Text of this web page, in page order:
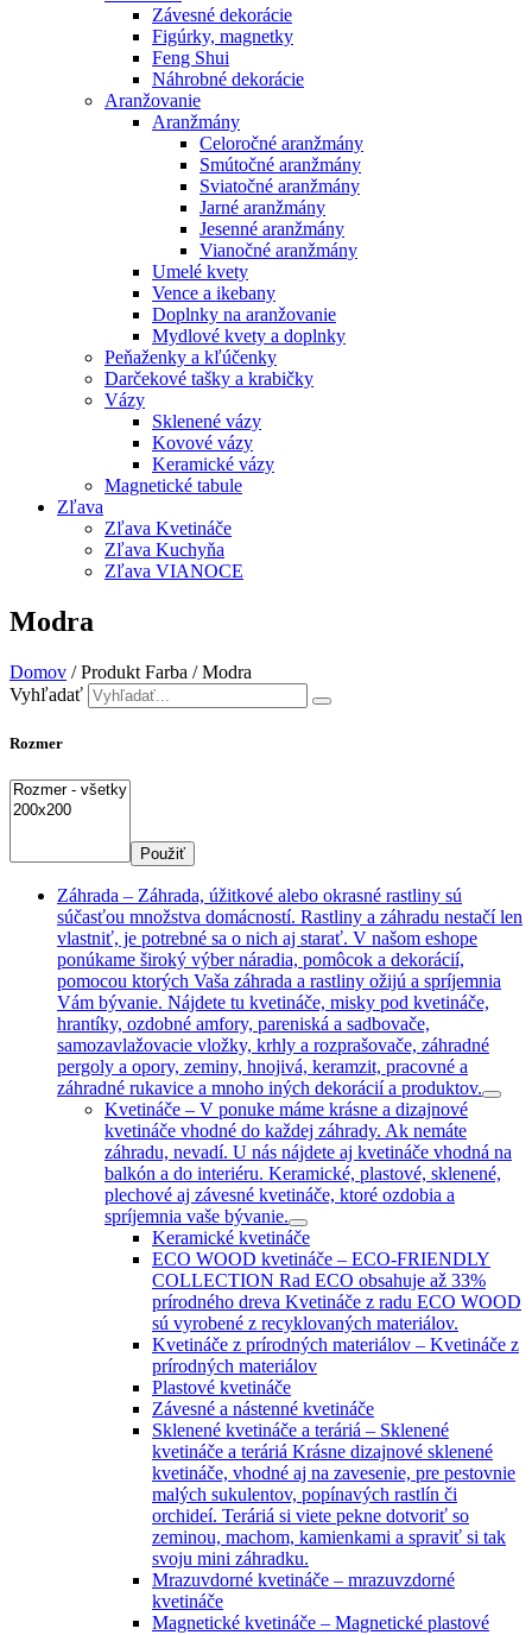
Závesné dekorácie
Figúrky, magnetky
Feng Shui
Náhrobné dekorácie
Aranžovanie
Aranžmány
Celoročné aranžmány
Smútočné aranžmány
Sviatočné aranžmány
Jarné aranžmány
Jesenné aranžmány
Vianočné aranžmány
Umelé kvety
Vence a ikebany
Doplnky na aranžovanie
Mydlové kvety a doplnky
Peňaženky a kľúčenky
Darčekové tašky a krabičky
Vázy
Sklenené vázy
Kovové vázy
Keramické vázy
Magnetické tabule
Zľava
Zľava Kvetináče
Zľava Kuchyňa
Zľava VIANOCE
Modra
Domov / Produkt Farba / Modra
Vyhľadať
Rozmer
Použiť
Záhrada – Záhrada, úžitkové alebo okrasné rastliny sú
súčasťou množstva domácností. Rastliny a záhradu nestačí len
vlastniť, je potrebné sa o nich aj starať. V našom eshope
ponúkame široký výber náradia, pomôcok a dekorácií,
pomocou ktorých Vaša záhrada a rastliny ožijú a spríjemnia
Vám bývanie. Nájdete tu kvetináče, misky pod kvetináče,
hrantíky, ozdobné amfory, pareniská a sadbovače,
samozavlažovacie vložky, krhly a rozprašovače, záhradné
pergoly a opory, zeminy, hnojivá, keramzit, pracovné a
záhradné rukavice a mnoho iných dekorácií a produktov.
Kvetináče – V ponuke máme krásne a dizajnové
kvetináče vhodné do každej záhrady. Ak nemáte
záhradu, nevadí. U nás nájdete aj kvetináče vhodná na
balkón a do interiéru. Keramické, plastové, sklenené,
plechové aj závesné kvetináče, ktoré ozdobia a
spríjemnia vaše bývanie.
Keramické kvetináče
ECO WOOD kvetináče – ECO-FRIENDLY
COLLECTION Rad ECO obsahuje až 33%
prírodného dreva Kvetináče z radu ECO WOOD
sú vyrobené z recyklovaných materiálov.
Kvetináče z prírodných materiálov – Kvetináče z
prírodných materiálov
Plastové kvetináče
Závesné a nástenné kvetináče
Sklenené kvetináče a teráriá – Sklenené
kvetináče a teráriá Krásne dizajnové sklenené
kvetináče, vhodné aj na zavesenie, pre pestovnie
malých sukulentov, popínavých rastlín či
orchideí. Teráriá si viete pekne dotvoriť so
zeminou, machom, kamienkami a spraviť si tak
svoju mini záhradku.
Mrazuvdorné kvetináče – mrazuvzdorné
kvetináče
Magnetické kvetináče – Magnetické plastové